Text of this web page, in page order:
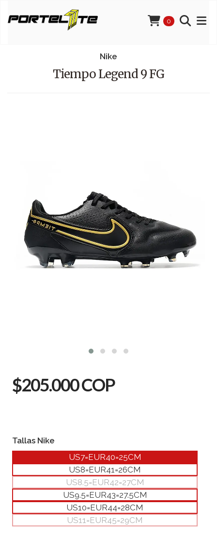
0
Nike
Tiempo Legend 9 FG
$205.000 COP
Tallas Nike
US7=EUR40=25CM
US8=EUR41=26CM
US8.5=EUR42=27CM
US9.5=EUR43=27.5CM
US10=EUR44=28CM
US11=EUR45=29CM